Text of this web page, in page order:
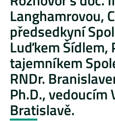
Langhamrovou,
předsedkyní
Luďkem Šídlem,
tajemníkem
RNDr.
Ph.D., vedoucím
Bratislavě.